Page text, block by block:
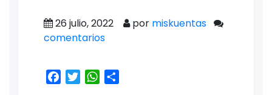
26 julio, 2022 por miskuentas
comentarios
Facebook
TwitterWhatsApp